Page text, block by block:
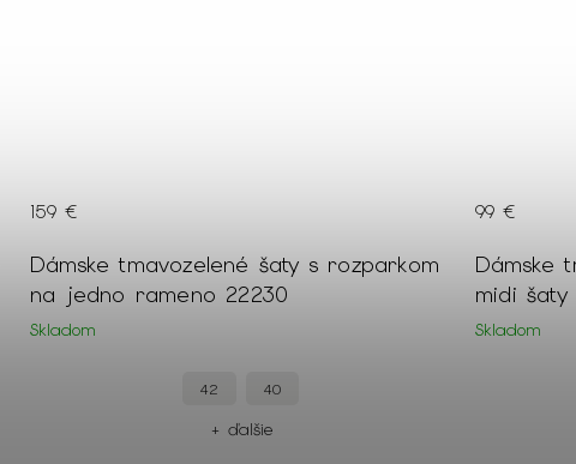
Dámske tmavozelené šaty s rozparkom
na jedno rameno 22230
Skladom
159 €
42 40
+ ďalšie
Dámske
midi šaty
Skladom
99 €